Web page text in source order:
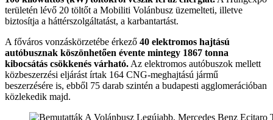
területén lévő 20 töltőt a Mobiliti Volánbusz üzemelteti, illetve
biztosítja a háttérszolgáltatást, a karbantartást.
A főváros vonzáskörzetébe érkező 40 elektromos hajtású
autóbusznak köszönhetően évente mintegy 1867 tonna
kibocsátás csökkenés várható. Az elektromos autóbuszok mellett
közbeszerzési eljárást írtak 164 CNG-meghajtású jármű
beszerzésére is, ebből 75 darab szintén a budapesti agglomerációban
közlekedik majd.